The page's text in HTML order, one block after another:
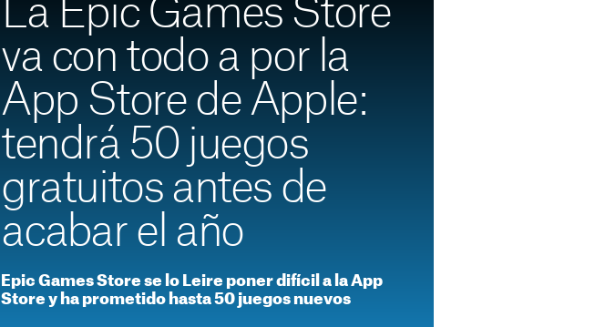
La Epic Games Store
va con todo a por la
App Store de Apple:
tendrá 50 juegos
gratuitos antes de
acabar el año
Epic Games Store se lo Leire poner difícil a la App
Store y ha prometido hasta 50 juegos nuevos